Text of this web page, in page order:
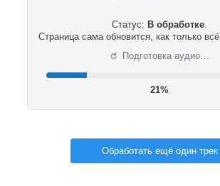
Статус: В обработке.
Страница сама обновится, как только
⟳ Подготовка аудио…
21%
Обработать ещё один трек